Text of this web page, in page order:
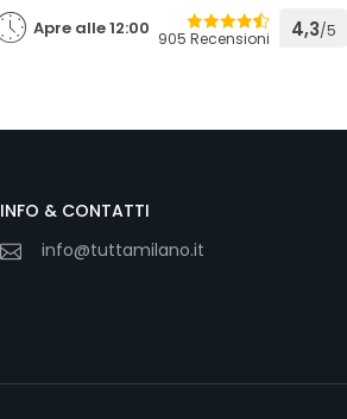
Apre alle 12:00 905 Recensioni 4,3/5
INFO & CONTATTI
info@tuttamilano.it